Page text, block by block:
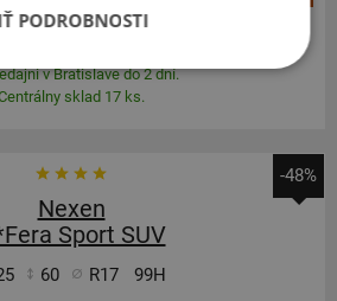
v Bratislave do 2 dní.
sklad 17 ks.
-48%
Nexen
Sport SUV
60 R17 99H
PODROBNOSTI